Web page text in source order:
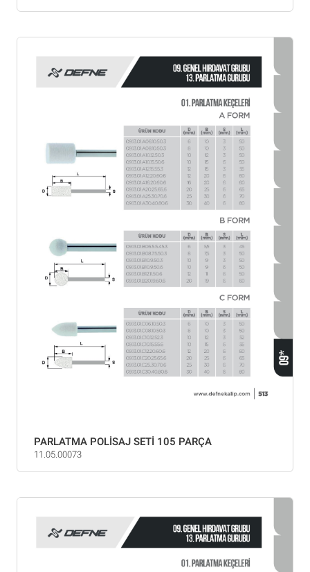
PARLATMA POLİSAJ SETİ 105 PARÇA
11.05.00073